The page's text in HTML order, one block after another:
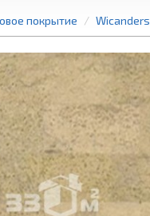
покрытие Wicanders